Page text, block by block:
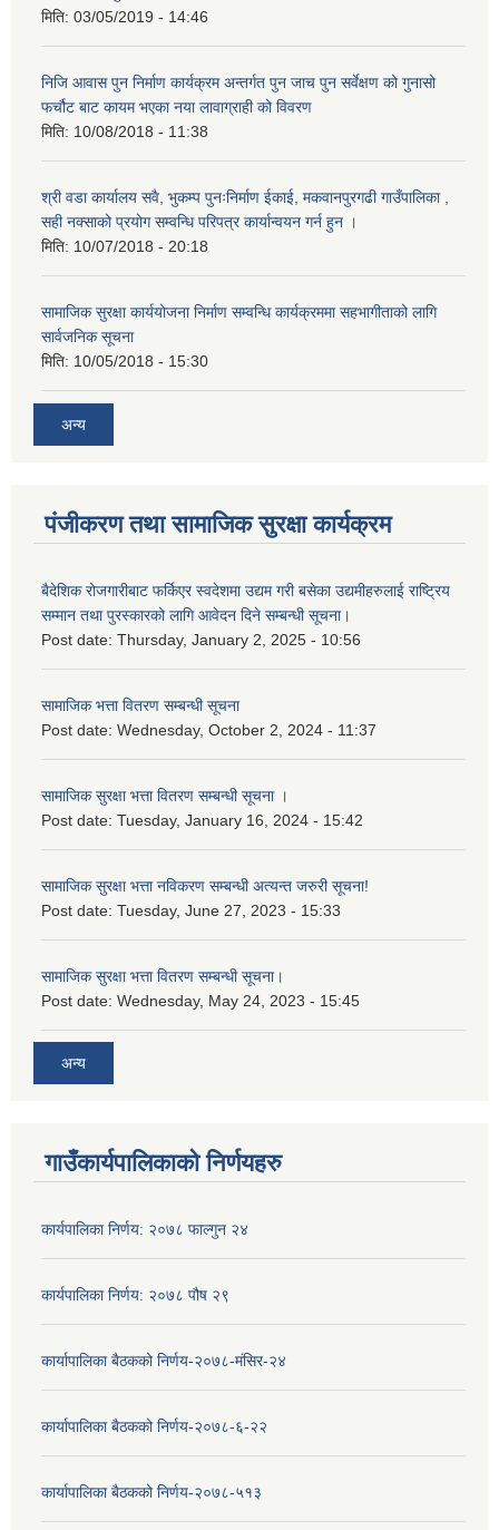
मिति: 03/05/2019 - 14:46
निजि आवास पुन निर्माण कार्यक्रम अन्तर्गत पुन जाच पुन सर्वेक्षण को गुनासो
फर्चौट बाट कायम भएका नया लावाग्राही को विवरण
मिति: 10/08/2018 - 11:38
श्री वडा कार्यालय सवै, भुकम्प पुनःनिर्माण ईकाई, मकवानपुरगढी गाउँपालिका ,
सही नक्साको प्रयोग सम्वन्धि परिपत्र कार्यान्वयन गर्न हुन ।
मिति: 10/07/2018 - 20:18
सामाजिक सुरक्षा कार्ययोजना निर्माण सम्वन्धि कार्यक्रममा सहभागीताको लागि
सार्वजनिक सूचना
मिति: 10/05/2018 - 15:30
अन्य
पंजीकरण तथा सामाजिक सुरक्षा कार्यक्रम
बैदेशिक रोजगारीबाट फर्किएर स्वदेशमा उद्यम गरी बसेका उद्यमीहरुलाई राष्‍ट्रिय
सम्मान तथा पुरस्कारको लागि आवेदन दिने सम्बन्धी सूचना।
Post date: Thursday, January 2, 2025 - 10:56
सामाजिक भत्ता वितरण सम्बन्धी सूचना
Post date: Wednesday, October 2, 2024 - 11:37
सामाजिक सुरक्षा भत्ता वितरण सम्बन्धी सूचना ।
Post date: Tuesday, January 16, 2024 - 15:42
सामाजिक सुरक्षा भत्ता नविकरण सम्बन्धी अत्यन्त जरुरी सूचना!
Post date: Tuesday, June 27, 2023 - 15:33
सामाजिक सुरक्षा भत्ता वितरण सम्बन्धी सूचना।
Post date: Wednesday, May 24, 2023 - 15:45
अन्य
गाउँकार्यपालिकाको निर्णयहरु
कार्यपालिका निर्णय: २०७८ फाल्गुन २४
कार्यपालिका निर्णय: २०७८ पौष २९
कार्यापालिका बैठकको निर्णय-२०७८-मंसिर-२४
कार्यापालिका बैठकको निर्णय-२०७८-६-२२
कार्यापालिका बैठकको निर्णय-२०७८-५१३